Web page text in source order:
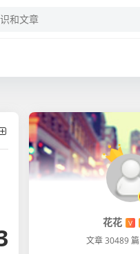
花花 V
文章 30489 篇